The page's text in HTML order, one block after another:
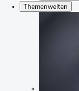
Themenwelten